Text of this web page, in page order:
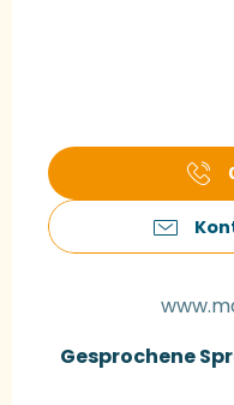
Gesprochene
Gesprochene